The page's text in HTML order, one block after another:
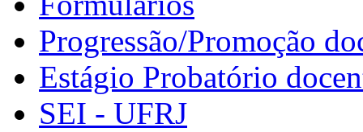
Progressão/Promoção
Estágio Probatório
SEI - UFRJ